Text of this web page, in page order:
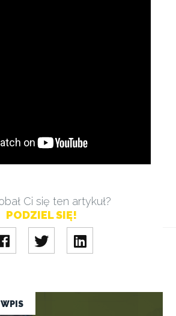
Ci się ten artykuł?
PODZIEL SIĘ!
pewno trafi też na nową generację